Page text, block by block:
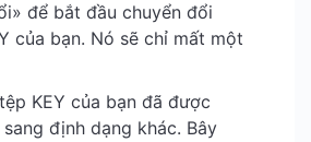
để bắt đầu chuyển đổi
của bạn. Nó sẽ chỉ mất một
KEY của bạn đã được
định dạng khác. Bây